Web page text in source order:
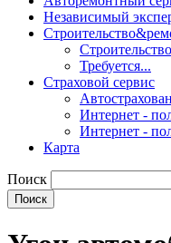
Независимый
Требуется...
Страховой сервис
Интернет -
Интернет -
Карта
Поиск